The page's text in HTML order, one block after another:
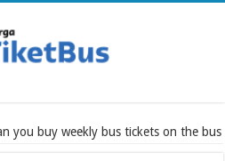
you buy weekly bus tickets on the bus